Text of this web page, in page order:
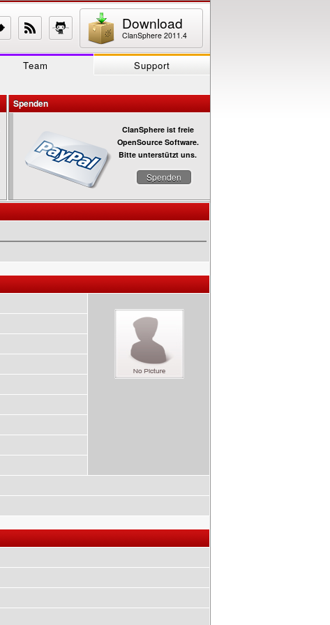
Download
ClanSphere 2011.4
Team Support
Spenden
ClanSphere ist freie
OpenSource Software.
Bitte unterstützt uns.
Spenden